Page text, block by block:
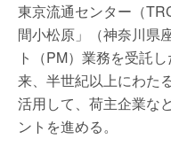
東京流通センター（
間小松原」（神奈川県
ト（PM）業務を受託
来、半世紀以上にわた
活用して、荷主企業な
ントを進める。